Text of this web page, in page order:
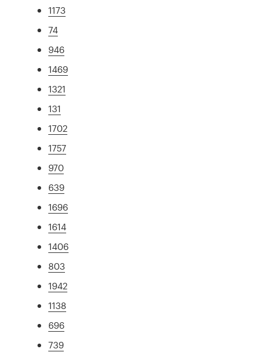
1173
74
946
1469
1321
131
1702
1757
970
639
1696
1614
1406
803
1942
1138
696
739